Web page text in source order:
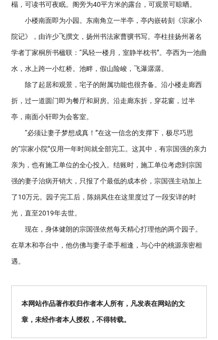
榻，可读书可夜眠。阁旁为40平方米的露台，可观景可晾晒。
小楼南面即为小园。东南角立一半亭，亭内嵌砖刻《宗家小
院记》，由许少飞撰文，扬州书法家曹骥书写。亭柱挂扬州著名
学者丁家桐所书楹联：“风轻一楼月，室静半枕书”。亭西为一池曲
水，水上跨一小红桥。池畔，假山险峻，飞瀑潺潺。
除了起居和观景，宅子的附属功能也很齐备。沿小楼走廊西
折，过一道圆门即为餐厅和厨房。沿走廊东折，穿花窗，过半
亭，南面小轩即为会客室。
“必须让妻子梦想成真！”在这一信念的支撑下，极尽巧思
的“宗家小院”仅用一年时间就全部完工。这其中，有宗国强的亲力
亲为，也有施工单位的全心投入。结账时，施工单位考虑到宗国
强的妻子治病开销大，只报了个最低的成本价，宗国强主动加上
了10万元。园子完工后，陈娟凤住在这里度过了一段安详的时
光，直至2019年去世。
现在，身体健朗的宗国强依然每天精心打理他的两个园子。
在草木和亭台中，他仿佛与妻子牵手相逢，与心中的桃源亲密相
遇。
本网站作品著作权归作者本人所有，凡发表在网站的文
章，未经作者本人授权，不得转载。